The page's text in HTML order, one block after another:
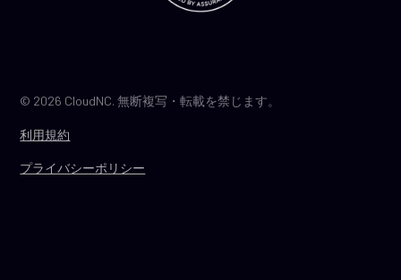
利用規約
プライバシーポリシー
© 2026 CloudNC. 無断複写・転載を禁じます。